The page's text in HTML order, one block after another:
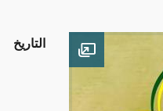
Open image
التاريخ